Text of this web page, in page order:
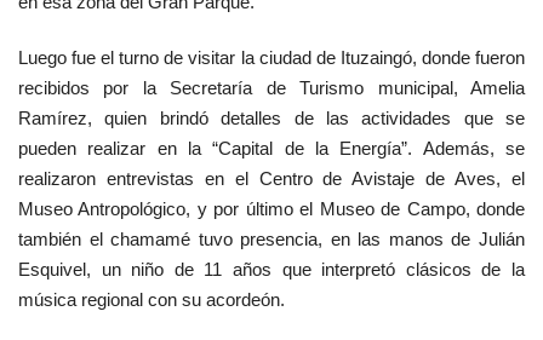
Luego fue el turno de visitar la ciudad de Ituzaingó, donde fueron
recibidos por la Secretaría de Turismo municipal, Amelia
Ramírez, quien brindó detalles de las actividades que se
pueden realizar en la “Capital de la Energía”. Además, se
realizaron entrevistas en el Centro de Avistaje de Aves, el
Museo Antropológico, y por último el Museo de Campo, donde
también el chamamé tuvo presencia, en las manos de Julián
Esquivel, un niño de 11 años que interpretó clásicos de la
música regional con su acordeón.